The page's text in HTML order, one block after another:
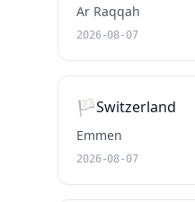
Ar Raqqah
2026-08-07
🏳️Switzerland
Emmen
2026-08-07